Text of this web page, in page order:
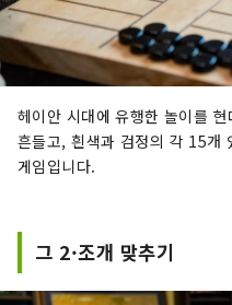
헤이안 시대에 유행한 놀이를
흔들고, 흰색과 검정의 각 15개
게임입니다.
그 2·조개 맞추기